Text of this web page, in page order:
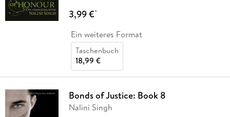
3,99 €*
Ein weiteres Format
Taschenbuch
18,99 €
Bonds of Justice: Book 8
Nalini Singh